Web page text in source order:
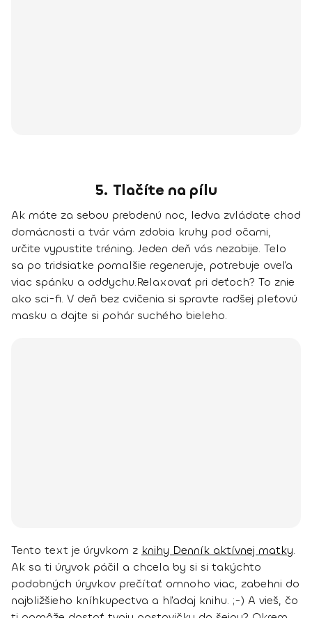
5. Tlačíte na pílu
Ak máte za sebou prebdenú noc, ledva zvládate chod
domácnosti a tvár vám zdobia kruhy pod očami,
určite vypustite tréning. Jeden deň vás nezabije. Telo
sa po tridsiatke pomalšie regeneruje, potrebuje oveľa
viac spánku a oddychu.Relaxovať pri deťoch? To znie
ako sci-fi. V deň bez cvičenia si spravte radšej pleťovú
masku a dajte si pohár suchého bieleho.
Tento text je úryvkom z knihy Denník aktívnej matky.
Ak sa ti úryvok páčil a chcela by si si takýchto
podobných úryvkov prečítať omnoho viac, zabehni do
najbližšieho kníhkupectva a hľadaj knihu. ;-) A vieš, čo